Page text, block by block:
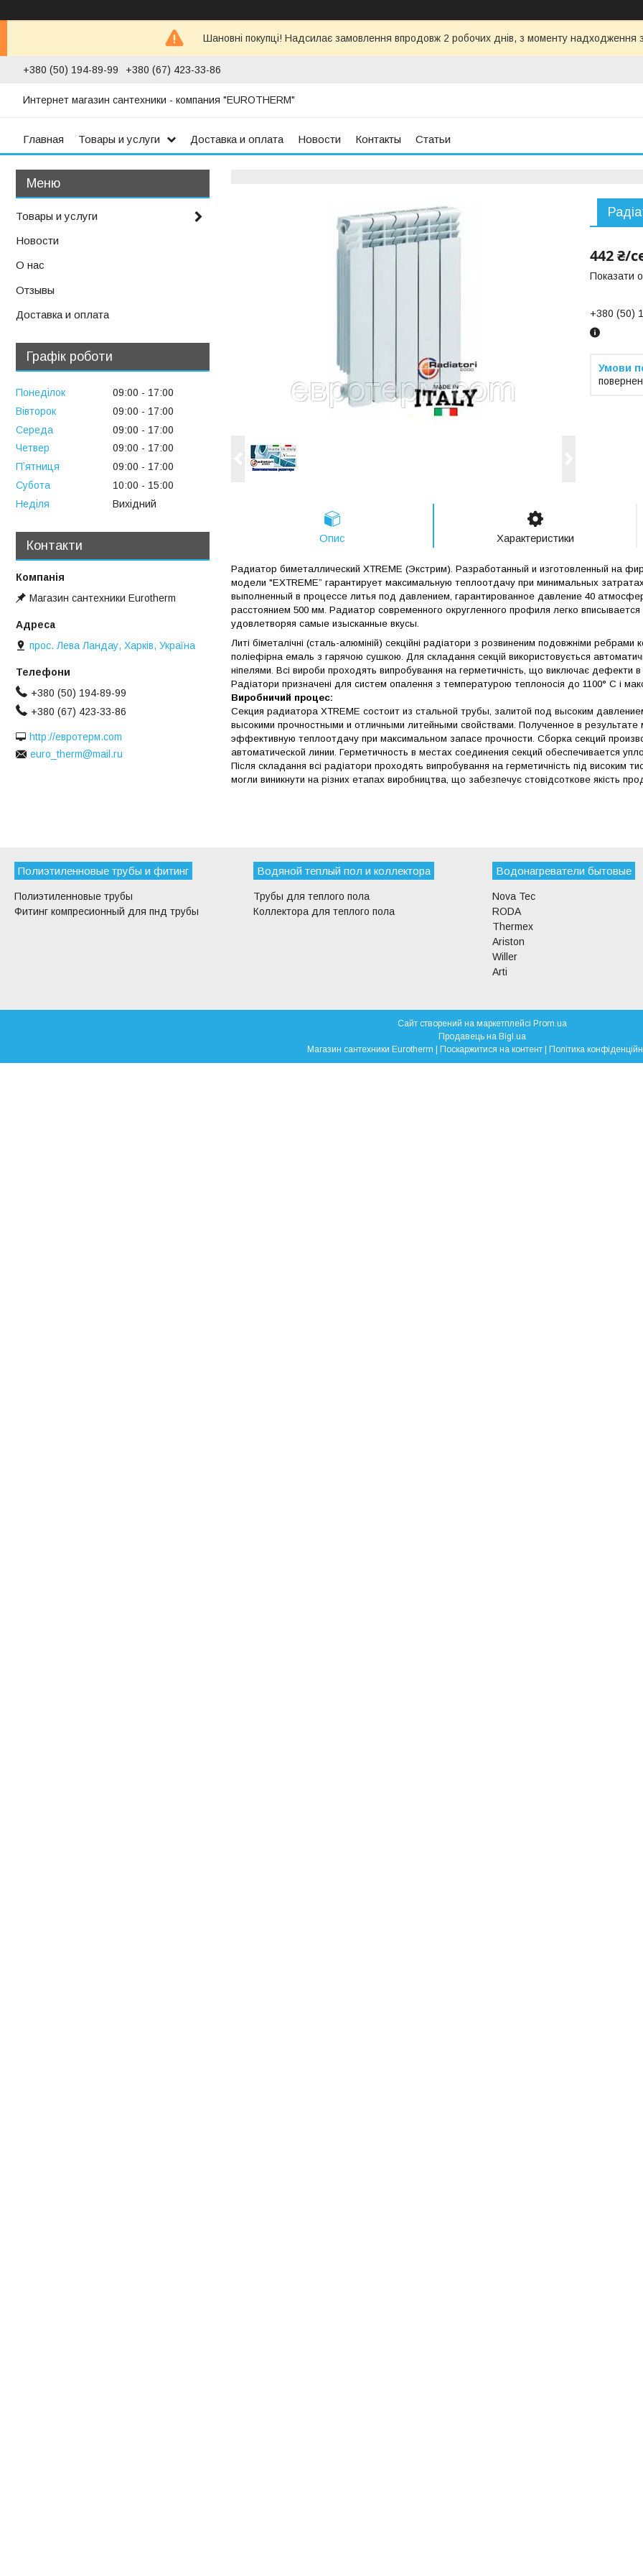
Шановні покупці! Надсилає замовлення впродовж 2 робочих днів, з моменту надходження
+380 (50) 194-89-99 +380 (67) 423-33-86
Интернет магазин сантехники - компания "EUROTHERM"
Главная Товары и услуги Доставка и оплата Новости Контакты Статьи
442 ₴/
Показати
+380 (50)
Опис Характеристики
Радиатор биметаллический XTREME (Экстрим). Разработанный и изготовленный на
модели "EXTREME” гарантирует максимальную теплоотдачу при минимальных
выполненный в процессе литья под давлением, гарантированное давление 40
расстоянием 500 мм. Радиатор современного округленного профиля легко
удовлетворяя самые изысканные вкусы.
Литі біметалічні (сталь-алюміній) секційні радіатори з розвиненим подовжніми
поліефірна емаль з гарячою сушкою. Для складання секцій використовується
ніпелями. Всі вироби проходять випробування на герметичність, що виключає дефекти
Радіатори призначені для систем опалення з температурою теплоносія до 1100° C і
Виробничий процес:
Секция радиатора XTREME состоит из стальной трубы, залитой под высоким
высокими прочностными и отличными литейными свойствами. Полученное в
эффективную теплоотдачу при максимальном запасе прочности. Сборка секций
автоматической линии. Герметичность в местах соединения секций обеспечивается
Після складання всі радіатори проходять випробування на герметичність під високим
могли виникнути на різних етапах виробництва, що забезпечує стовідсоткове якість
Товары и услуги
Новости
О нас
Отзывы
Доставка и оплата
Графік роботи
Понеділок 09:00
17:00
Вівторок
09:00
17:00
Середа
09:00
17:00
Четвер
09:00
17:00
Пʼятниця
09:00
17:00
Субота
10:00
15:00
Неділя
Вихідний
Контакти
Магазин сантехники Eurotherm
прос. Лева Ландау, Харків, Україна
+380 (50) 194-89-99
+380 (67) 423-33-86
http://евротерм.com
euro_therm@mail.ru
Полиэтиленновые трубы и фитинг
Полиэтиленновые трубы
Фитинг компресионный для пнд трубы
Водяной теплый пол и коллектора
Трубы для теплого пола
Коллектора для теплого пола
Водонагреватели бытовые
Nova Tec
RODA
Thermex
Ariston
Willer
Arti
Сайт створений на маркетплейсі Prom.ua
Продавець на Bigl.ua
Магазин сантехники Eurotherm | Поскаржитися на контент | Політика